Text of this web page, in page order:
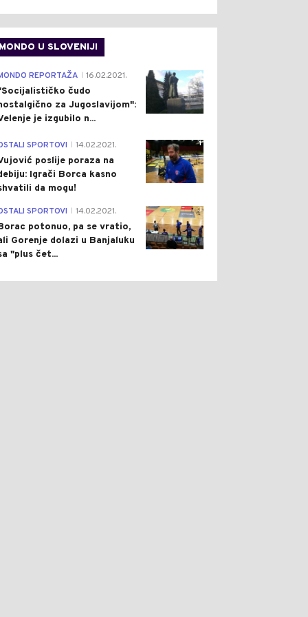
MONDO U SLOVENIJI
4
REPORTAŽA 16.02.2021.
čudo
za Jugoslavijom":
je izgubilo n...
1
SPORTOVI 14.02.2021.
poslije poraza na
Igrači Borca kasno
da mogu!
3
SPORTOVI 14.02.2021.
potonuo, pa se vratio,
Gorenje dolazi u Banjaluku
"plus čet...